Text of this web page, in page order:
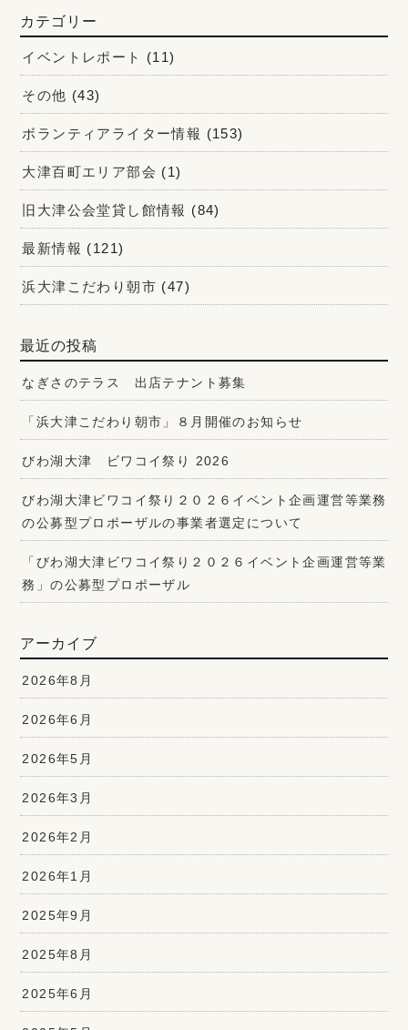
カテゴリー
イベントレポート (11)
その他 (43)
ボランティアライター情報 (153)
大津百町エリア部会 (1)
旧大津公会堂貸し館情報 (84)
最新情報 (121)
浜大津こだわり朝市 (47)
最近の投稿
なぎさのテラス 出店テナント募集
「浜大津こだわり朝市」８月開催のお知らせ
びわ湖大津 ビワコイ祭り 2026
びわ湖大津ビワコイ祭り２０２６イベント企画運営等業務
の公募型プロポーザルの事業者選定について
「びわ湖大津ビワコイ祭り２０２６イベント企画運営等業
務」の公募型プロポーザル
アーカイブ
2026年8月
2026年6月
2026年5月
2026年3月
2026年2月
2026年1月
2025年9月
2025年8月
2025年6月